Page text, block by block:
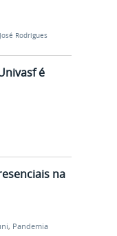
Rodrigues
é
na
, Pandemia